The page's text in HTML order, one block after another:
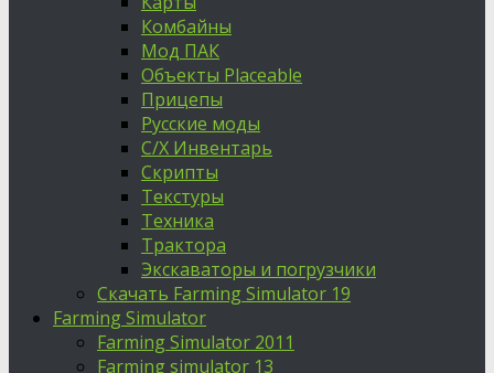
Комбайны
Мод ПАК
Объекты Placeable
Прицепы
Русские моды
С/Х Инвентарь
Скрипты
Текстуры
Техника
Трактора
Экскаваторы и погрузчики
Скачать Farming Simulator 19
Farming Simulator
Farming Simulator 2011
Farming simulator 13